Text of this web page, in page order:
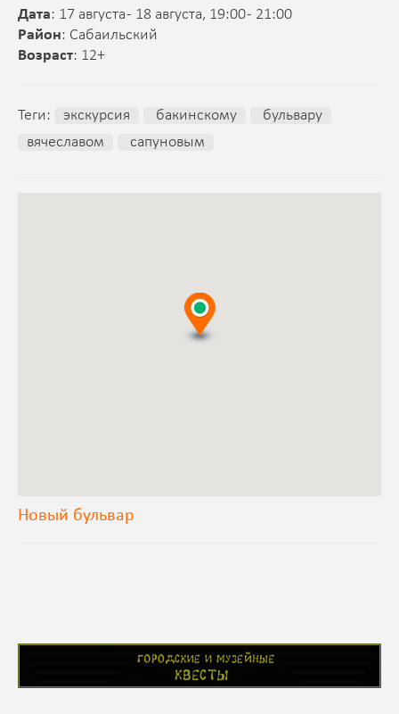
Дата: 17 августа - 18 августа, 19:00 - 21:00
Район: Сабаильский
Возраст: 12+
Теги: экскурсия бакинскому
бульвару
вячеславом
сапуновым
Новый бульвар